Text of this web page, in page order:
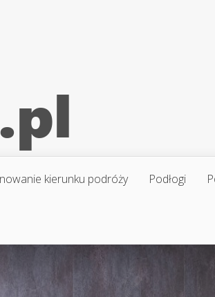
kierunku podróży Podłogi